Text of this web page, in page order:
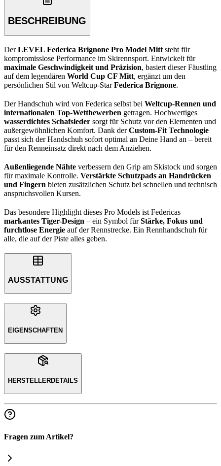
BESCHREIBUNG
DerLEVEL Federica Brignone Pro Model Mitt steht für
kompromisslose Performance im Skirennsport. Entwickelt für
maximale Geschwindigkeit und Präzision, basiert dieser Fäustling
auf dem legendären World Cup CF Mitt, ergänzt um den
persönlichen Stil von Weltcup-StarFederica Brignone.
Der Handschuh wird von Federica selbst bei Weltcup-Rennen und
internationalen Top-Wettbewerben getragen. Hochwertiges
wasserdichtes Schafsleder sorgt für Schutz vor den Elementen und
außergewöhnlichen Komfort. Dank derCustom-Fit Technologie
passt sich der Handschuh sofort optimal an Deine Hand an – bereit
für den Renneinsatz direkt nach dem Anziehen.
Außenliegende Nähte verbessern den Grip am Skistock und sorgen
für maximale Kontrolle. Verstärkte Schutzpads an Handrücken
und Fingern bieten zusätzlichen Schutz bei schnellen und technisch
anspruchsvollen Kursen.
Das besondere Highlight dieses Pro Models ist Federicas
markantes Tiger-Design – ein Symbol fürStärke, Fokus und
furchtlose Energie auf der Rennstrecke. Ein Rennhandschuh für
alle, die auf der Piste alles geben.
AUSSTATTUNG
EIGENSCHAFTEN
HERSTELLERDETAILS
Fragen zum Artikel?